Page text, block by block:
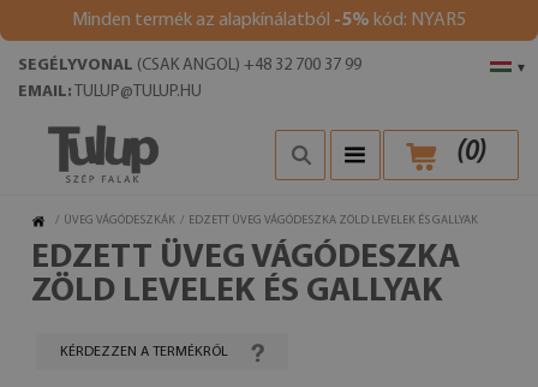
Minden termék az alapkínálatból -5% kód: NYAR5
▾
SEGÉLYVONAL (CSAK ANGOL) +48 32 700 37 99
EMAIL: TULUP@TULUP.HU
(0)
/ ÜVEG VÁGÓDESZKÁK / EDZETT ÜVEG VÁGÓDESZKA ZÖLD LEVELEK ÉS GALLYAK
EDZETT ÜVEG VÁGÓDESZKA
ZÖLD LEVELEK ÉS GALLYAK
KÉRDEZZEN A TERMÉKRŐL